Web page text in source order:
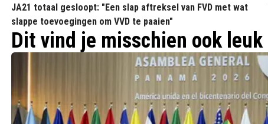
JA21 totaal gesloopt: "Een slap aftreksel van FVD met wat
slappe toevoegingen om VVD te paaien"
Dit vind je misschien ook leuk